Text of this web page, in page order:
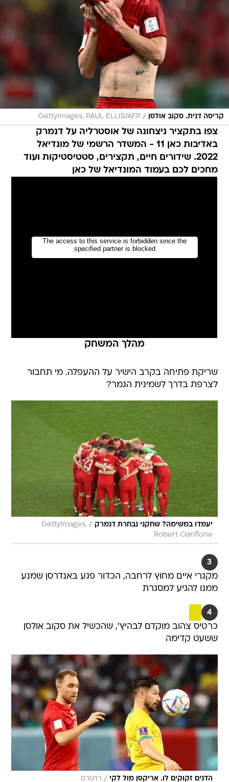
קריסה דנית. סקוב אולסן /
GettyImages, PAUL ELLIS/AFP
צפו בתקציר ניצחונה של אוסטרליה על דנמרק
באדיבות כאן 11 - המשדר הרשמי של מונדיאל
2022. שידורים חיים, תקצירים, סטטיסטיקות ועוד
מחכים לכם בעמוד המונדיאל של כאן
מהלך המשחק
שריקת פתיחה בקרב הישיר על ההעפלה. מי תחבור
לצרפת בדרך לשמינית הגמר?
יעמדו במשימה? שחקני נבחרת דנמרק /
GettyImages,
Robert Cianflone
3
מקגרי איים מחוץ לרחבה, הכדור פגע באנדרסן שמנע
ממנו להגיע למסגרת
4
כרטיס צהוב מוקדם לבהיץ', שהכשיל את סקוב אולסן
ששעט קדימה
הדנים זקוקים לו. אריקסן מול לקי / רויטרס